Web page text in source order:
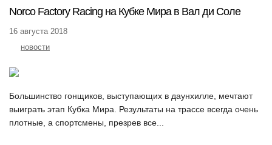
Norco Factory Racing на Кубке Мира в Вал ди Соле
16 августа 2018
новости
Большинство гонщиков, выступающих в даунхилле, мечтают
выиграть этап Кубка Мира. Результаты на трассе всегда очень
плотные, а спортсмены, презрев все...